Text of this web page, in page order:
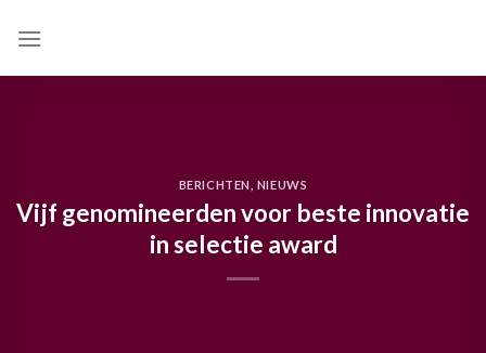
BERICHTEN NIEUWS
Vijf genomineerden voor beste innovatie
in selectie award